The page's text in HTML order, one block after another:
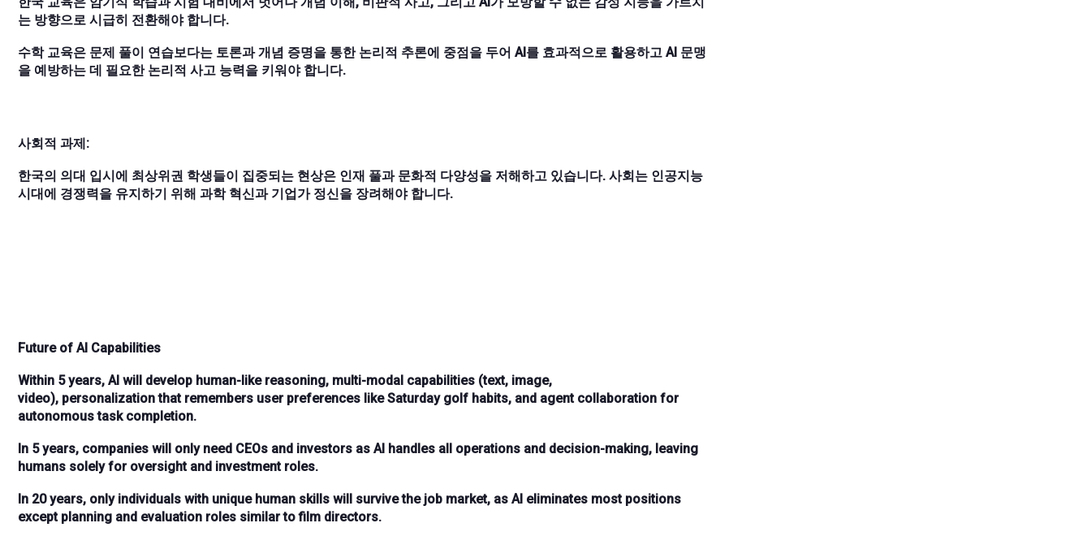
는 방향으로 시급히 전환해야 합니다.
수학 교육은 문제 풀이 연습보다는 토론과 개념 증명을 통한 논리적 추론에 중점을 두어 AI를 효과적으로 활용하고 AI 문맹
을 예방하는 데 필요한 논리적 사고 능력을 키워야 합니다.
사회적 과제:
한국의 의대 입시에 최상위권 학생들이 집중되는 현상은 인재 풀과 문화적 다양성을 저해하고 있습니다. 사회는 인공지능
시대에 경쟁력을 유지하기 위해 과학 혁신과 기업가 정신을 장려해야 합니다.
Future of AI Capabilities
Within 5 years, AI will develop human-like reasoning, multi-modal capabilities (text, image,
video), personalizationthat remembers user preferences like Saturday golf habits, and agent collaboration for
autonomous task completion.
In 5 years, companies will only need CEOs and investors as AI handles all operations and decision-making, leaving
humans solely for oversight and investmentroles.
In 20 years, only individuals with unique human skills will survive the job market, as AI eliminates most positions
except planning and evaluation roles similar to film directors.